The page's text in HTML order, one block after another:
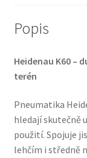
Popis
Heidenau K60 –
terén
Pneumatika
hledají skutečně
použití. Spojuje
lehčím i středně